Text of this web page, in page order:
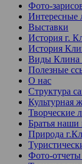
Фото-
Интересные
Выставки
История г.
История
Виды Клина
Полезные
О нас
Структура
Культурная
Творческие
Братья
Природа
Фото-